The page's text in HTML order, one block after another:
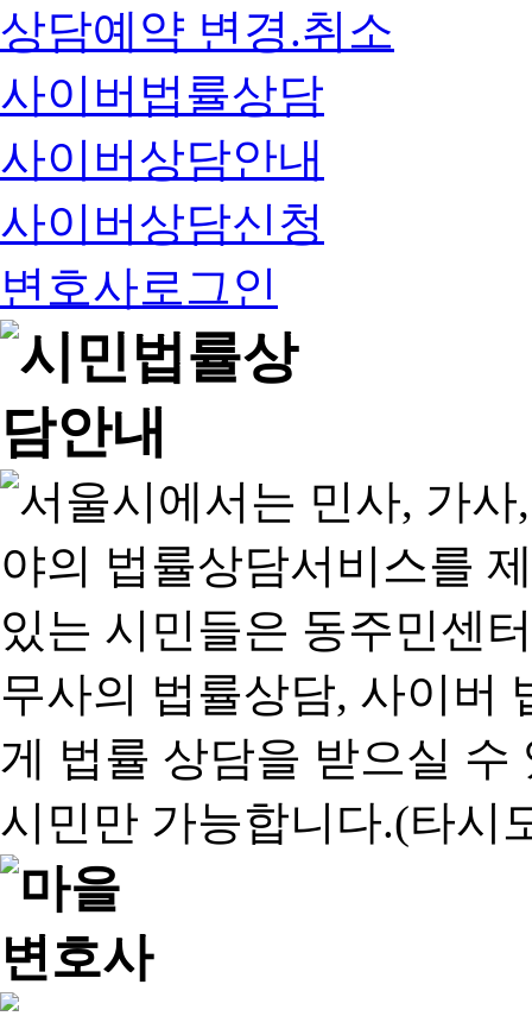
상담예약 변경.취소
사이버법률상담
사이버상담안내
사이버상담신청
변호사로그인